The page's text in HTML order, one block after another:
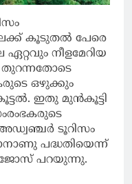
കൂടുതല്‍ പേരെ
നീളമേറിയ
തുറന്നതോടെ
ഒഴുക്കും
ഇതു മുന്‍കൂട്ടി
ടൂറിസം
പദ്ധതിയെന്ന്
ജോസ് പറയുന്നു.